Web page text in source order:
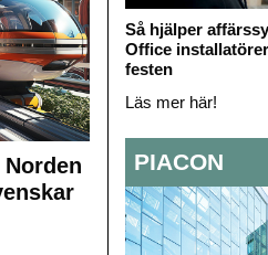
Så hjälper
Office
festen
Läs mer här!
PIACON